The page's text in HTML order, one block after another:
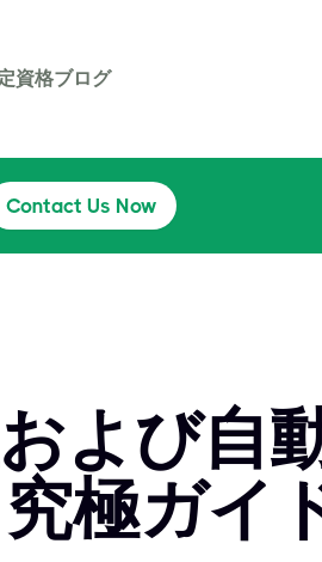
資格ブログ
Contact Us Now
よび自
極ガイ